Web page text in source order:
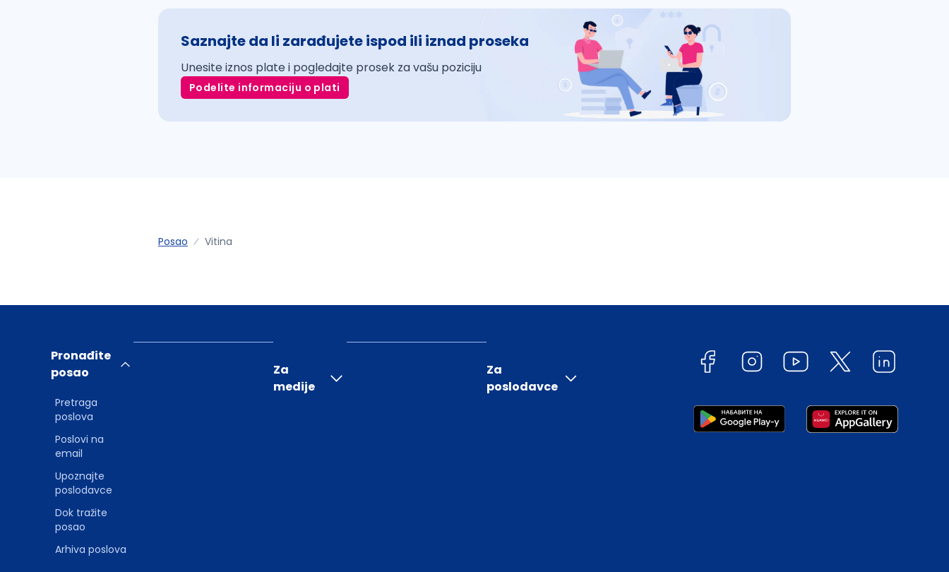
Saznajte da li zarađujete ispod ili iznad proseka
Unesite iznos plate i pogledajte prosek za vašu poziciju
Podelite informaciju o plati
Posao Vitina
Pronađite
posao
Pretraga
poslova
Poslovi na
email
Upoznajte
poslodavce
Dok tražite
posao
Arhiva poslova
Za
medije
Za
poslodavce